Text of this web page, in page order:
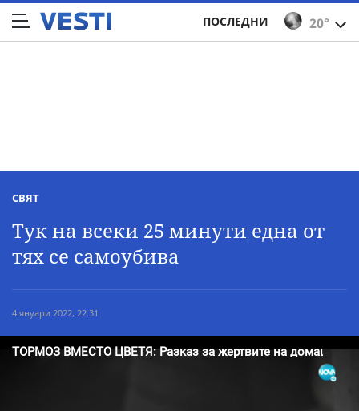
20°
ПОСЛЕДНИ
СВЯТ
Тук на всеки 25 минути една от
тях се самоубива
4 януари 2022, 22:31